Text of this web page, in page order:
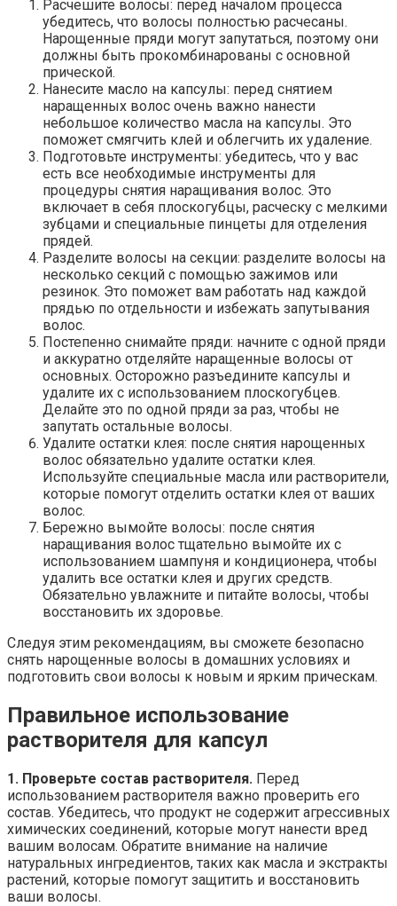
Расчешите волосы: перед началом процесса
убедитесь, что волосы полностью расчесаны.
Нарощенные пряди могут запутаться, поэтому они
должны быть прокомбинарованы с основной
прической.
Нанесите масло на капсулы: перед снятием
наращенных волос очень важно нанести
небольшое количество масла на капсулы. Это
поможет смягчить клей и облегчить их удаление.
Подготовьте инструменты: убедитесь, что у вас
есть все необходимые инструменты для
процедуры снятия наращивания волос. Это
включает в себя плоскогубцы, расческу с мелкими
зубцами и специальные пинцеты для отделения
прядей.
Разделите волосы на секции: разделите волосы на
несколько секций с помощью зажимов или
резинок. Это поможет вам работать над каждой
прядью по отдельности и избежать запутывания
волос.
Постепенно снимайте пряди: начните с одной пряди
и аккуратно отделяйте наращенные волосы от
основных. Осторожно разъедините капсулы и
удалите их с использованием плоскогубцев.
Делайте это по одной пряди за раз, чтобы не
запутать остальные волосы.
Удалите остатки клея: после снятия нарощенных
волос обязательно удалите остатки клея.
Используйте специальные масла или растворители,
которые помогут отделить остатки клея от ваших
волос.
Бережно вымойте волосы: после снятия
наращивания волос тщательно вымойте их с
использованием шампуня и кондиционера, чтобы
удалить все остатки клея и других средств.
Обязательно увлажните и питайте волосы, чтобы
восстановить их здоровье.
Следуя этим рекомендациям, вы сможете безопасно
снять нарощенные волосы в домашних условиях и
подготовить свои волосы к новым и ярким прическам.
Правильное использование
растворителя для капсул
1. Проверьте состав растворителя. Перед
использованием растворителя важно проверить его
состав. Убедитесь, что продукт не содержит агрессивных
химических соединений, которые могут нанести вред
вашим волосам. Обратите внимание на наличие
натуральных ингредиентов, таких как масла и экстракты
растений, которые помогут защитить и восстановить
ваши волосы.